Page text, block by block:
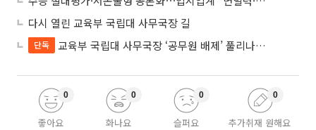
다시 열린 교육부 국립대 사무국장 길
단독 교육부 국립대 사무국장 ‘공무원 배제’ 풀리나…응시자격 다시 열렸다
좋아요
0
화나요
0
슬퍼요
0
추가취재 원해요
0